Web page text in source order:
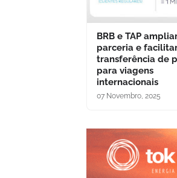
BRB e TAP
parceria e
transferência de
para viagens
internacionais
07 Novembro, 2025